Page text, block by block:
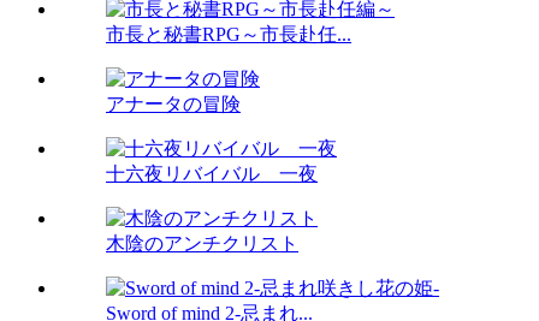
市長と秘書RPG～市長赴任...
アナータの冒険
十六夜リバイバル 一夜
木陰のアンチクリスト
Sword of mind 2-忌まれ...